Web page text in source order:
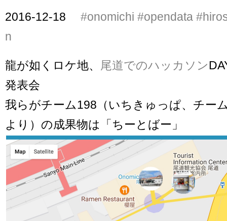
2016-12-18 #onomichi #opendata
n
龍が如くロケ地、 尾道でのハッカソン
発表会
我らがチーム198（いちきゅっぱ、チー
より）の成果物は「ちーとばー」